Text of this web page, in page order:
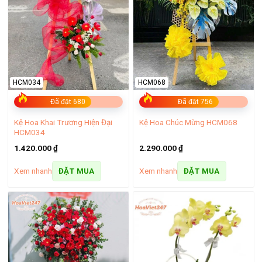
Dịch vụ điện hoa Phú Nhuận
Ngay từ những ngày đầu thành lập, dịch vụ điện hoa Phú
Nhuận đã là một phần không thể thiếu, luôn làm tròn sứ
mệnh mang những đóa hoa tươi thắm, những thông điệp
chân thành đến với khách hàng ở mọi miền gần xa.
Đã đặt 680
HCM034
Kệ Hoa Khai Trương Hiện Đại
HCM034
1.420.000₫
Xem nhanh ĐẶT MUA
Đã đặt 756
HCM068
Kệ Hoa Chúc Mừng HCM068
2.290.000₫
Xem nhanh ĐẶT MUA